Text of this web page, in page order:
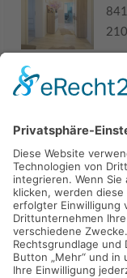
Kaufen
Kontakt